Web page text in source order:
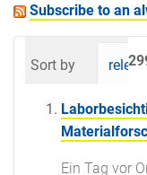
Subscribe to an
Sort by
Ein Tag vor